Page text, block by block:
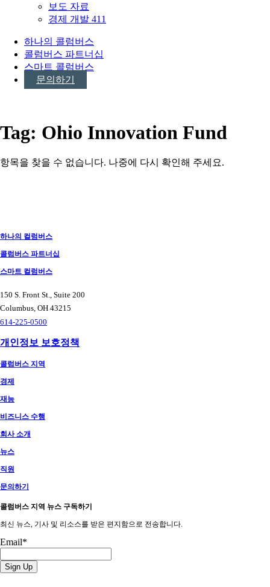
보도 자료
경제 개발 411
하나의 콜럼버스
콜럼버스 파트너십
스마트 콜럼버스
문의하기
Tag: Ohio Innovation Fund
항목을 찾을 수 없습니다. 나중에 다시 확인해 주세요.
탐
색
하나의 컬럼버스
콜럼버스 파트너십
스마트 컬럼버스
150 S. Front St., Suite 200
Columbus, OH 43215
614-225-0500
개인정보 보호정책
콜럼버스 지역
경제
재능
비즈니스 수행
회사 소개
뉴스
직원
문의하기
콜럼버스 지역 뉴스 구독하기
최신 뉴스, 기사 및 리소스를 받은 편지함으로 전송합니다.
Email*